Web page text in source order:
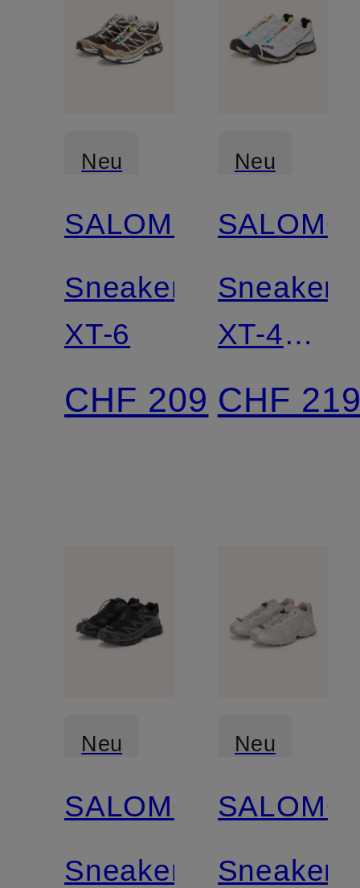
Neu
SALOMON
Sneaker
XT-6
CHF 209
Neu
Sneaker
XT-4
OG
CHF
Neu
SALOMON
Sneaker
Neu
Sneaker